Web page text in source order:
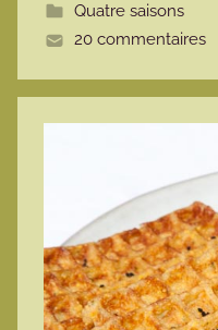
e
Quatre saisons
20 commentaires